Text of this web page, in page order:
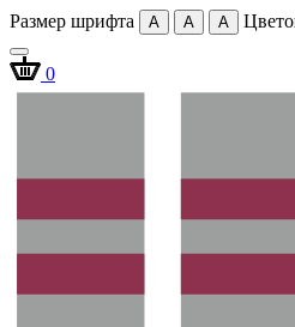
Размер шрифта A A A
0